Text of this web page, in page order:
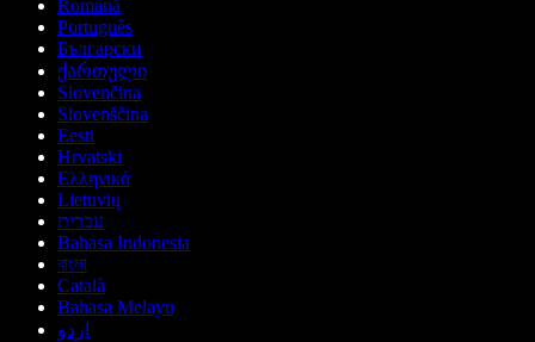
Română
Português
Български
ქართული
Slovenčina
Slovenščina
Eesti
Hrvatski
Ελληνικά
Lietuvių
עברית
Bahasa Indonesia
বাংলা
Català
Bahasa Melayu
اردو